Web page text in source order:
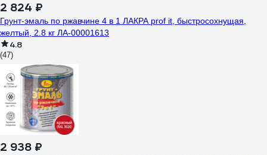
2 824 ₽
Грунт-эмаль по ржавчине 4 в 1 ЛАКРА prof it, быстросохнущая,
желтый, 2.8 кг ЛА-00001613
4.8
(47)
2 938 ₽